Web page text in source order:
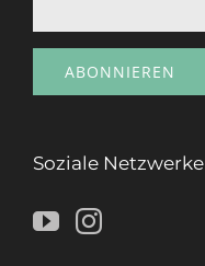
Soziale Netzwerke